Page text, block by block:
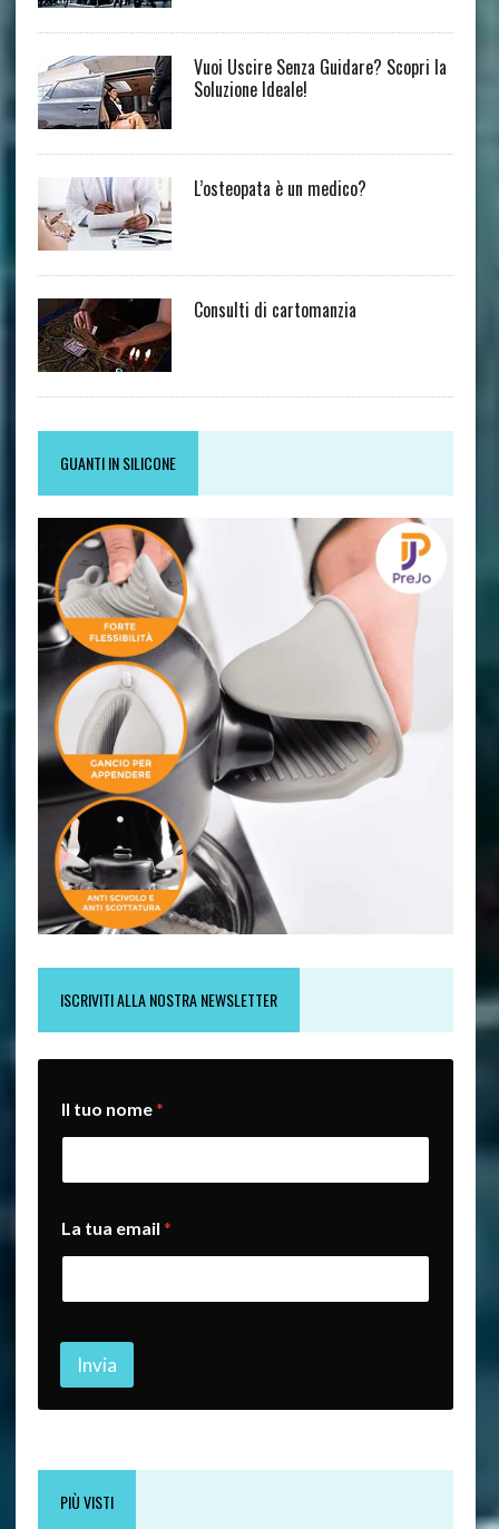
Vuoi Uscire Senza Guidare? Scopri la
Soluzione Ideale!
L’osteopata è un medico?
Consulti di cartomanzia
GUANTI IN SILICONE
ISCRIVITI ALLA NOSTRA NEWSLETTER
u
a
n
m
e
Il tuo nome*
La tua email *
Invia
PIÙ VISTI